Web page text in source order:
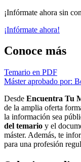
¡Infórmate ahora sin
¡Infórmate ahora!
Conoce más
Temario en PDF
Máster aprobado por:
Desde Encuentra Tu
de la amplia oferta
la información sea
del temario y el
máster. Además, te
para una profesión